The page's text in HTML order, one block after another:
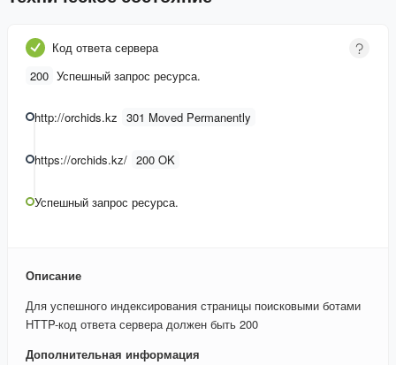
Код ответа сервера
200 Успешный запрос ресурса.
http://orchids.kz 301 Moved Permanently
https://orchids.kz/ 200 OK
Успешный запрос ресурса.
Описание
Для успешного индексирования страницы поисковыми ботами
HTTP-код ответа сервера должен быть 200
Дополнительная информация